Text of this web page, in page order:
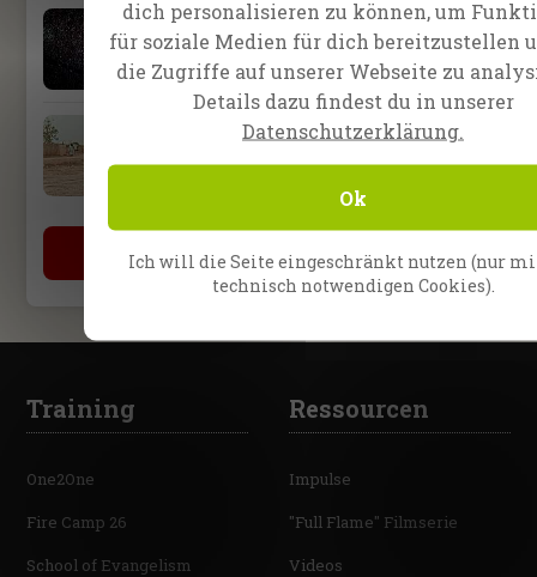
13. Februar 2026
Evangelist Randy Roberts in
Nampula, Mosambik
16. Januar 2026
Evangelisten Bret Sipek und
Jana Bielava
Mehr Videos
Training
One2One
Fire Camp 26
School of Evangelism
Ressourcen
Impulse
"Full Flame" Filmserie
Videos
dich personalisieren zu können, um
für soziale Medien für dich bereitzustellen
die Zugriffe auf unserer Webseite zu
Details dazu findest du in unserer
Datenschutzerklärung.
Ok
Ich will die Seite eingeschränkt nutzen (nur
technisch notwendigen Cookies).